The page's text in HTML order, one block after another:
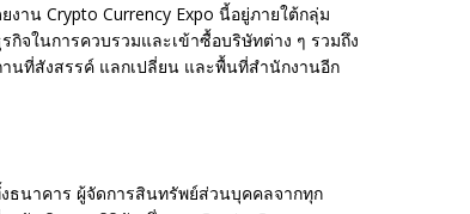
าน Crypto Currency Expo นี้อยู่ภายใต้กลุ่ม
จในการควบรวมและเข้าซื้อบริษัทต่าง ๆ รวมถึง
นที่สังสรรค์ แลกเปลี่ยน และพื้นที่สำนักงานอีก
ธนาคาร ผู้จัดการสินทรัพย์ส่วนบุคคลจากทุก